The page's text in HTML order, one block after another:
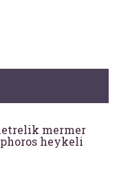
mermer
heykeli